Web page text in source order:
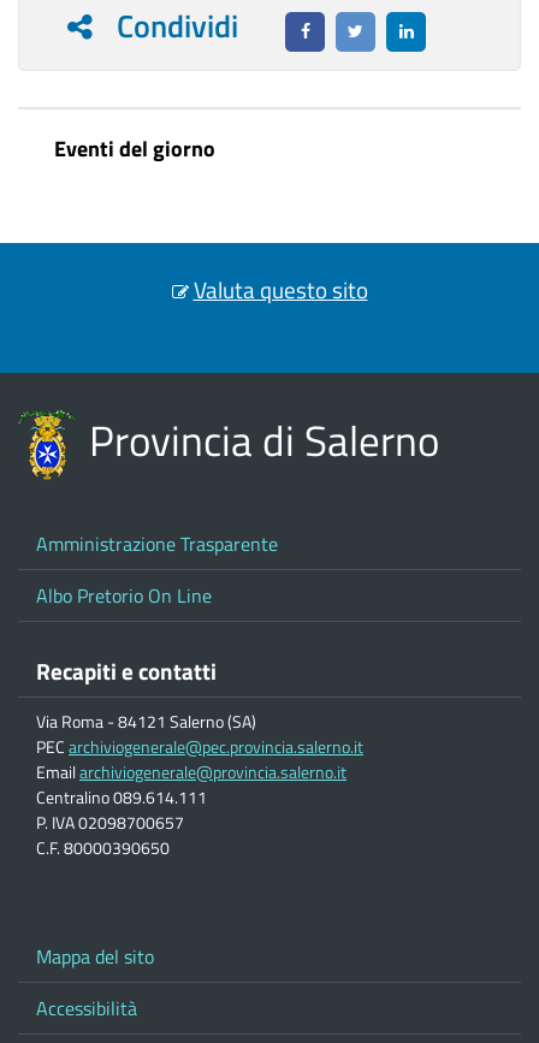
Condividi
Eventi del giorno
Valuta questo sito
Provincia di Salerno
Amministrazione Trasparente
Albo Pretorio On Line
Recapiti e contatti
Via Roma - 84121 Salerno (SA)
PECarchiviogenerale@pec.provincia.salerno.it
Emailarchiviogenerale@provincia.salerno.it
Centralino 089.614.111
P. IVA 02098700657
C.F. 80000390650
Mappa del sito
Accessibilità